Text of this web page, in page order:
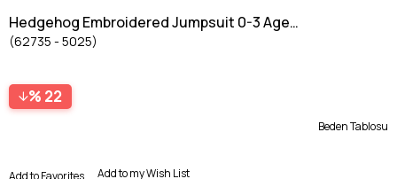
Hedgehog Embroidered Jumpsuit 0-3 Age
Brown
(62735 - 5025)
22
Beden Tablosu
Add to my Wish List